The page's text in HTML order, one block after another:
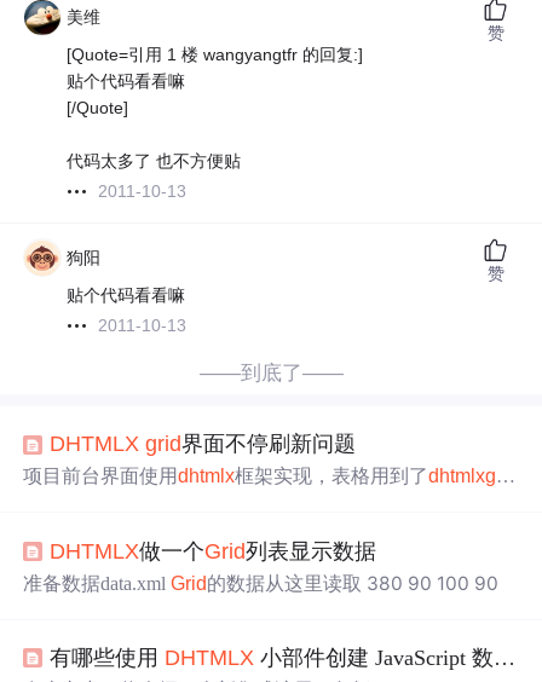
美维
[Quote=引用 1 楼 wangyangtfr 的回复:]
贴个代码看看嘛
[/Quote]
代码太多了 也不方便贴
2011-10-13
赞
狗阳
贴个代码看看嘛
2011-10-13
赞
——到底了——
DHTMLX grid界面不停刷新问题
项目前台界面使用dhtmlx框架实现，表格用到了dhtmlxgrid
mNewRptStagingList?status="+ (saveButtonStatus ? "ro" : "e
d")); 感觉很莫名其妙，后台servelet多次受到请求，但是不
DHTMLX做一个Grid列表显示数据
准备数据data.xmlGrid的数据从这里读取 380 90 100 90
有哪些使用 DHTMLX 小部件创建 JavaScript 数据透视网格的关键点？